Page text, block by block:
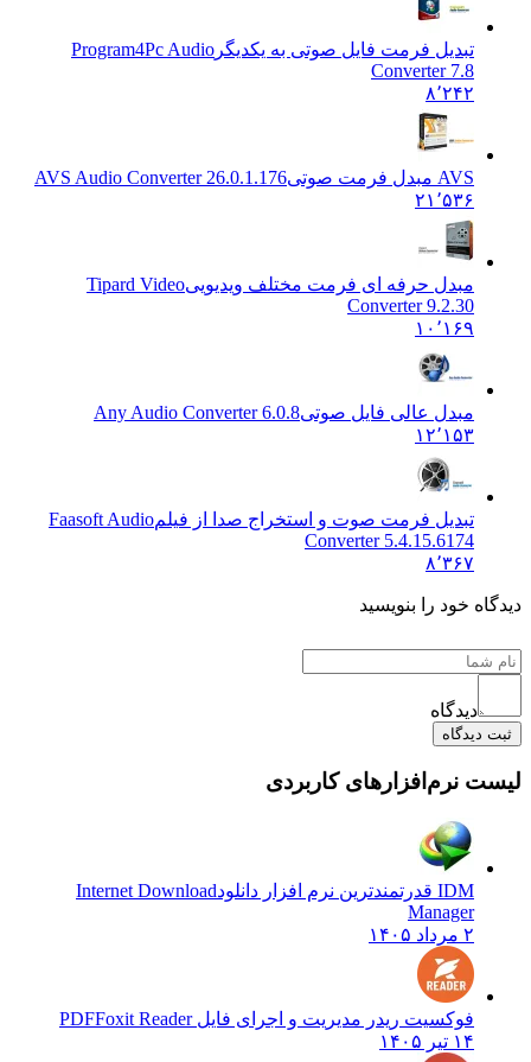
تبدیل فرمت فایل صوتی به یکدیگر Program4Pc Audio
Converter 7.8
AVS Audio Converter 26.0.1.176
۲۱٬۵۳۶
مبدل حرفه ای فرمت مختلف ویدیوییTipard Video
Converter 9.2.30
۱۰٬۱۶۹
مبدل عالی فایل صوتیAny Audio Converter 6.0.8
۱۲٬۱۵۳
تبدیل فرمت صوت و استخراج صدا از فیلم
Faasoft Audio
Converter 5.4.15.6174
خود را بنویسید
نرم‌افزارهای کاربردی
Internet Download
Manager
فوکسیت ریدر مدیریت و اجرای فایل PDFFoxit Reader